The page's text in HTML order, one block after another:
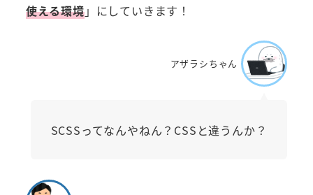
使える環境」にしていきます！
アザラシちゃん
SCSSってなんやねん？CSSと違うんか？